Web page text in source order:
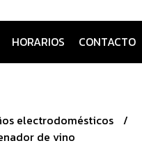
HORARIOS CONTACTO
electrodomésticos
de vino